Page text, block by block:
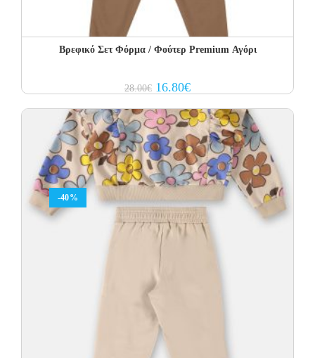
Βρεφικό Σετ Φόρμα / Φούτερ Premium Αγόρι
28.00€ Original
price
28.00€.
16.80€Current
price
16.80€.
-40%